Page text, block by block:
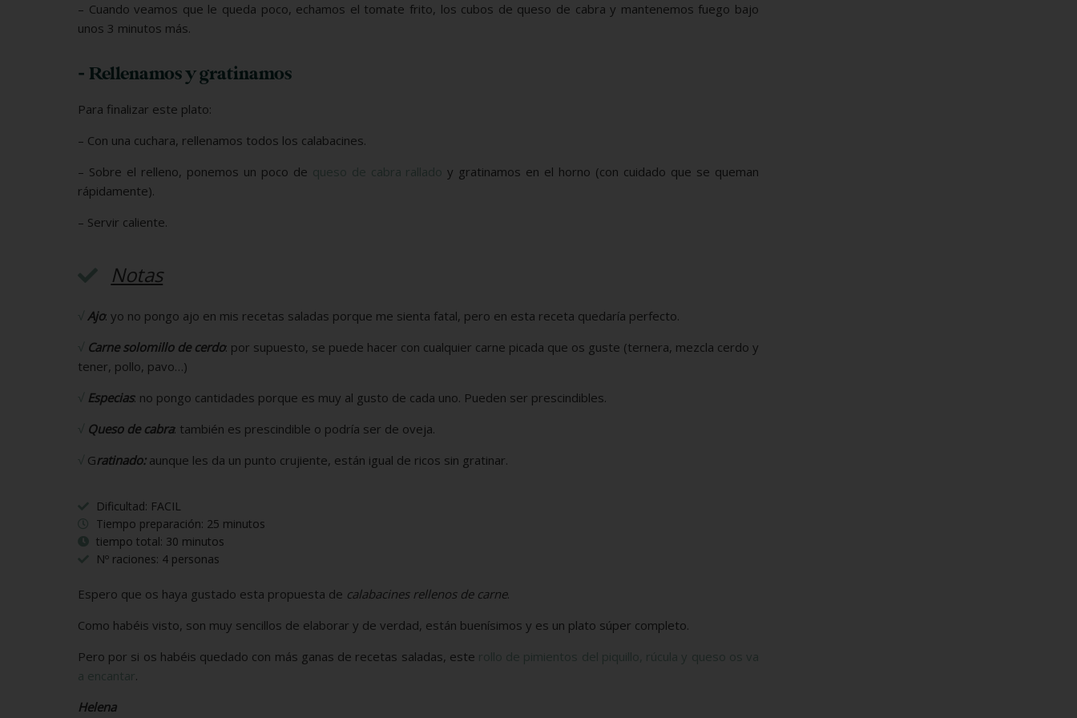
– Cuando veamos que le queda poco, echamos el tomate frito, los cubos de queso de cabra y mantenemos fuego bajo
unos 3 minutos más.
- Rellenamos y gratinamos
Para finalizar este plato:
– Con una cuchara, rellenamos todos los calabacines.
– Sobre el relleno, ponemos un poco de queso de cabra rallado y gratinamos en el horno (con cuidado que se queman
rápidamente).
– Servir caliente.
Notas
√ Ajo: yo no pongo ajo en mis recetas saladas porque me sienta fatal, pero en esta receta quedaría perfecto.
√ Carne solomillo de cerdo: por supuesto, se puede hacer con cualquier carne picada que os guste (ternera, mezcla cerdo y
tener, pollo, pavo…)
√ Especias: no pongo cantidades porque es muy al gusto de cada uno. Pueden ser prescindibles.
√ Queso de cabra: también es prescindible o podría ser de oveja.
√ Gratinado:aunque les da un punto crujiente, están igual de ricos sin gratinar.
Dificultad: FACIL
Tiempo preparación: 25 minutos
tiempo total: 30 minutos
Nº raciones: 4 personas
Espero que os haya gustado esta propuesta de calabacines rellenos de carne.
Como habéis visto, son muy sencillos de elaborar y de verdad, están buenísimos y es un plato súper completo.
Pero por si os habéis quedado con más ganas de recetas saladas, este rollo de pimientos del piquillo, rúcula y queso os va
a encantar.
Helena